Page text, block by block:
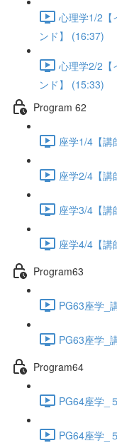
心理学1/2【
ンド】 (16:37)
心理学2/2【
ンド】 (15:33)
Program 62
座学1/4【講
座学2/4【講
座学3/4【講
座学4/4【講
Program63
PG63座学_
PG63座学_
Program64
PG64座学_
PG64座学_